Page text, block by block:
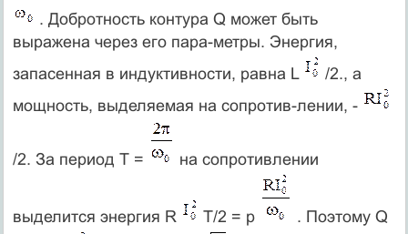
. Добротность контура Q может быть
выражена через его пара-метры. Энергия,
запасенная в индуктивности, равна L
/2., а
мощность, выделяемая на сопротив-лении, -
/2. За период Т = на сопротивлении
выделится энергия R T/2 = p . Поэтому Q